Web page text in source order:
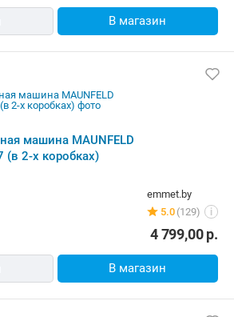
В магазин
машина MAUNFELD
(в 2-х коробках)
emmet.by
5.0 (129) i
4 799,00р.
В магазин